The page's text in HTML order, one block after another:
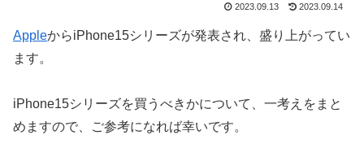
2023.09.13 2023.09.14
AppleからiPhone15シリーズが発表され、盛り上がってい
ます。
iPhone15シリーズを買うべきかについて、一考えをまと
めますので、ご参考になれば幸いです。